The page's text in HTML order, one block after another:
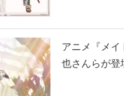
アニメ『メ
也さんらが